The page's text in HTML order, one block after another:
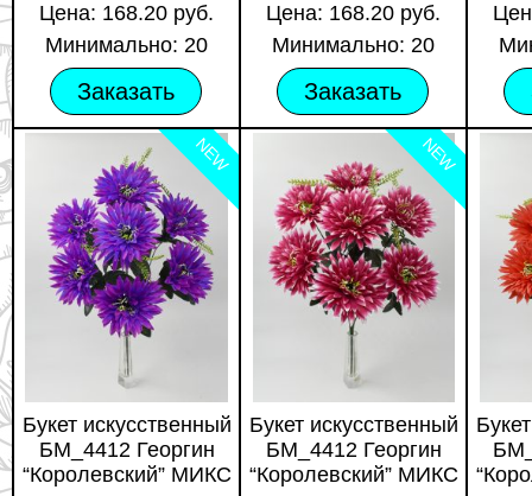
Цена: 168.20 руб.
Минимально: 20
Заказать
Цена: 168.20 руб.
Минимально: 20
Заказать
NEW
Букет искусственный
БМ_4412 Георгин
“Королевский” МИКС
NEW
Букет искусственный
БМ_4412 Георгин
“Королевский” МИКС